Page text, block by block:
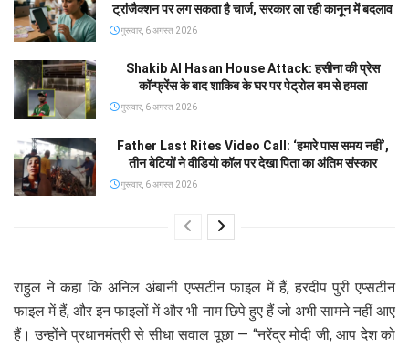
ट्रांजैक्शन पर लग सकता है चार्ज, सरकार ला रही कानून में बदलाव
गुरूवार, 6 अगस्त 2026
Shakib Al Hasan House Attack: हसीना की प्रेस
कॉन्फ्रेंस के बाद शाकिब के घर पर पेट्रोल बम से हमला
गुरूवार, 6 अगस्त 2026
Father Last Rites Video Call: ‘हमारे पास समय नहीं’,
तीन बेटियों ने वीडियो कॉल पर देखा पिता का अंतिम संस्कार
गुरूवार, 6 अगस्त 2026
राहुल ने कहा कि अनिल अंबानी एप्सटीन फाइल में हैं, हरदीप पुरी एप्सटीन
फाइल में हैं, और इन फाइलों में और भी नाम छिपे हुए हैं जो अभी सामने नहीं आए
हैं। उन्होंने प्रधानमंत्री से सीधा सवाल पूछा — “नरेंद्र मोदी जी, आप देश को